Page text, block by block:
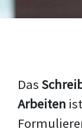
Das
Arbeiten